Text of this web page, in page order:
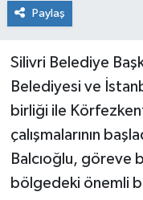
Paylaş
Silivri Belediye
Belediyesi ve
birliği ile
çalışmalarının
Balcıoğlu, göreve
bölgedeki önemli